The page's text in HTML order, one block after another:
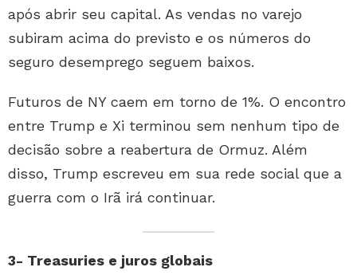
após abrir seu capital. As vendas no varejo
subiram acima do previsto e os números do
seguro desemprego seguem baixos.
Futuros de NY caem em torno de 1%. O encontro
entre Trump e Xi terminou sem nenhum tipo de
decisão sobre a reabertura de Ormuz. Além
disso, Trump escreveu em sua rede social que a
guerra com o Irã irá continuar.
3- Treasuries e juros globais